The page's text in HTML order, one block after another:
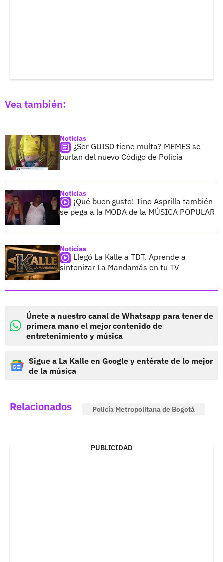
Vea también:
Noticias
¿Ser GUISO tiene multa? MEMES se
burlan del nuevo Código de Policía
Noticias
¡Qué buen gusto! Tino Asprilla también
se pega a la MODA de la MÚSICA POPULAR
Noticias
Llegó La Kalle a TDT. Aprende a
sintonizar La Mandamás en tu TV
Únete a nuestro canal de Whatsapp para tener de
primera mano el mejor contenido de
entretenimiento y música
Sigue a La Kalle en Google y entérate de lo mejor
de la música
Relacionados Policía Metropolitana de Bogotá
PUBLICIDAD